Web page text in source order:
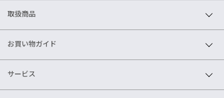
取扱商品
お買い物ガイド
サービス